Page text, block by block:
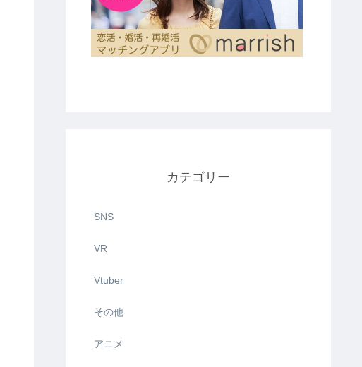
カテゴリー
SNS
VR
Vtuber
その他
アニメ